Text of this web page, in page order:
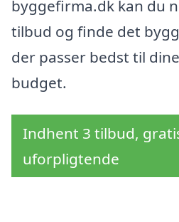
byggefirma.dk kan du
tilbud og finde det
der passer bedst til
budget.
Indhent 3 tilbud,
uforpligtende